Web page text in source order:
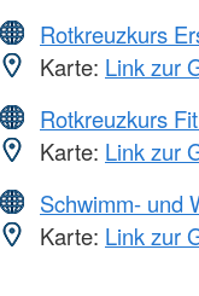
Rotkreuzkurs
Karte: Link zur
Rotkreuzkurs
Karte: Link zur
Schwimm- und
Karte: Link zur